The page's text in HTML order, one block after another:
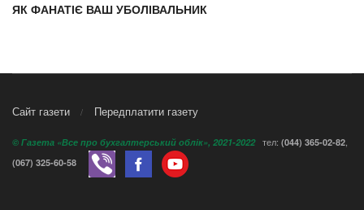
ЯК ФАНАТІЄ ВАШ УБОЛІВАЛЬНИК
Сайт газети Передплатити газету
© Газета «Все про бухгалтерський облік», 2021-2022тел: (044) 365-02-82
(067) 325-60-58